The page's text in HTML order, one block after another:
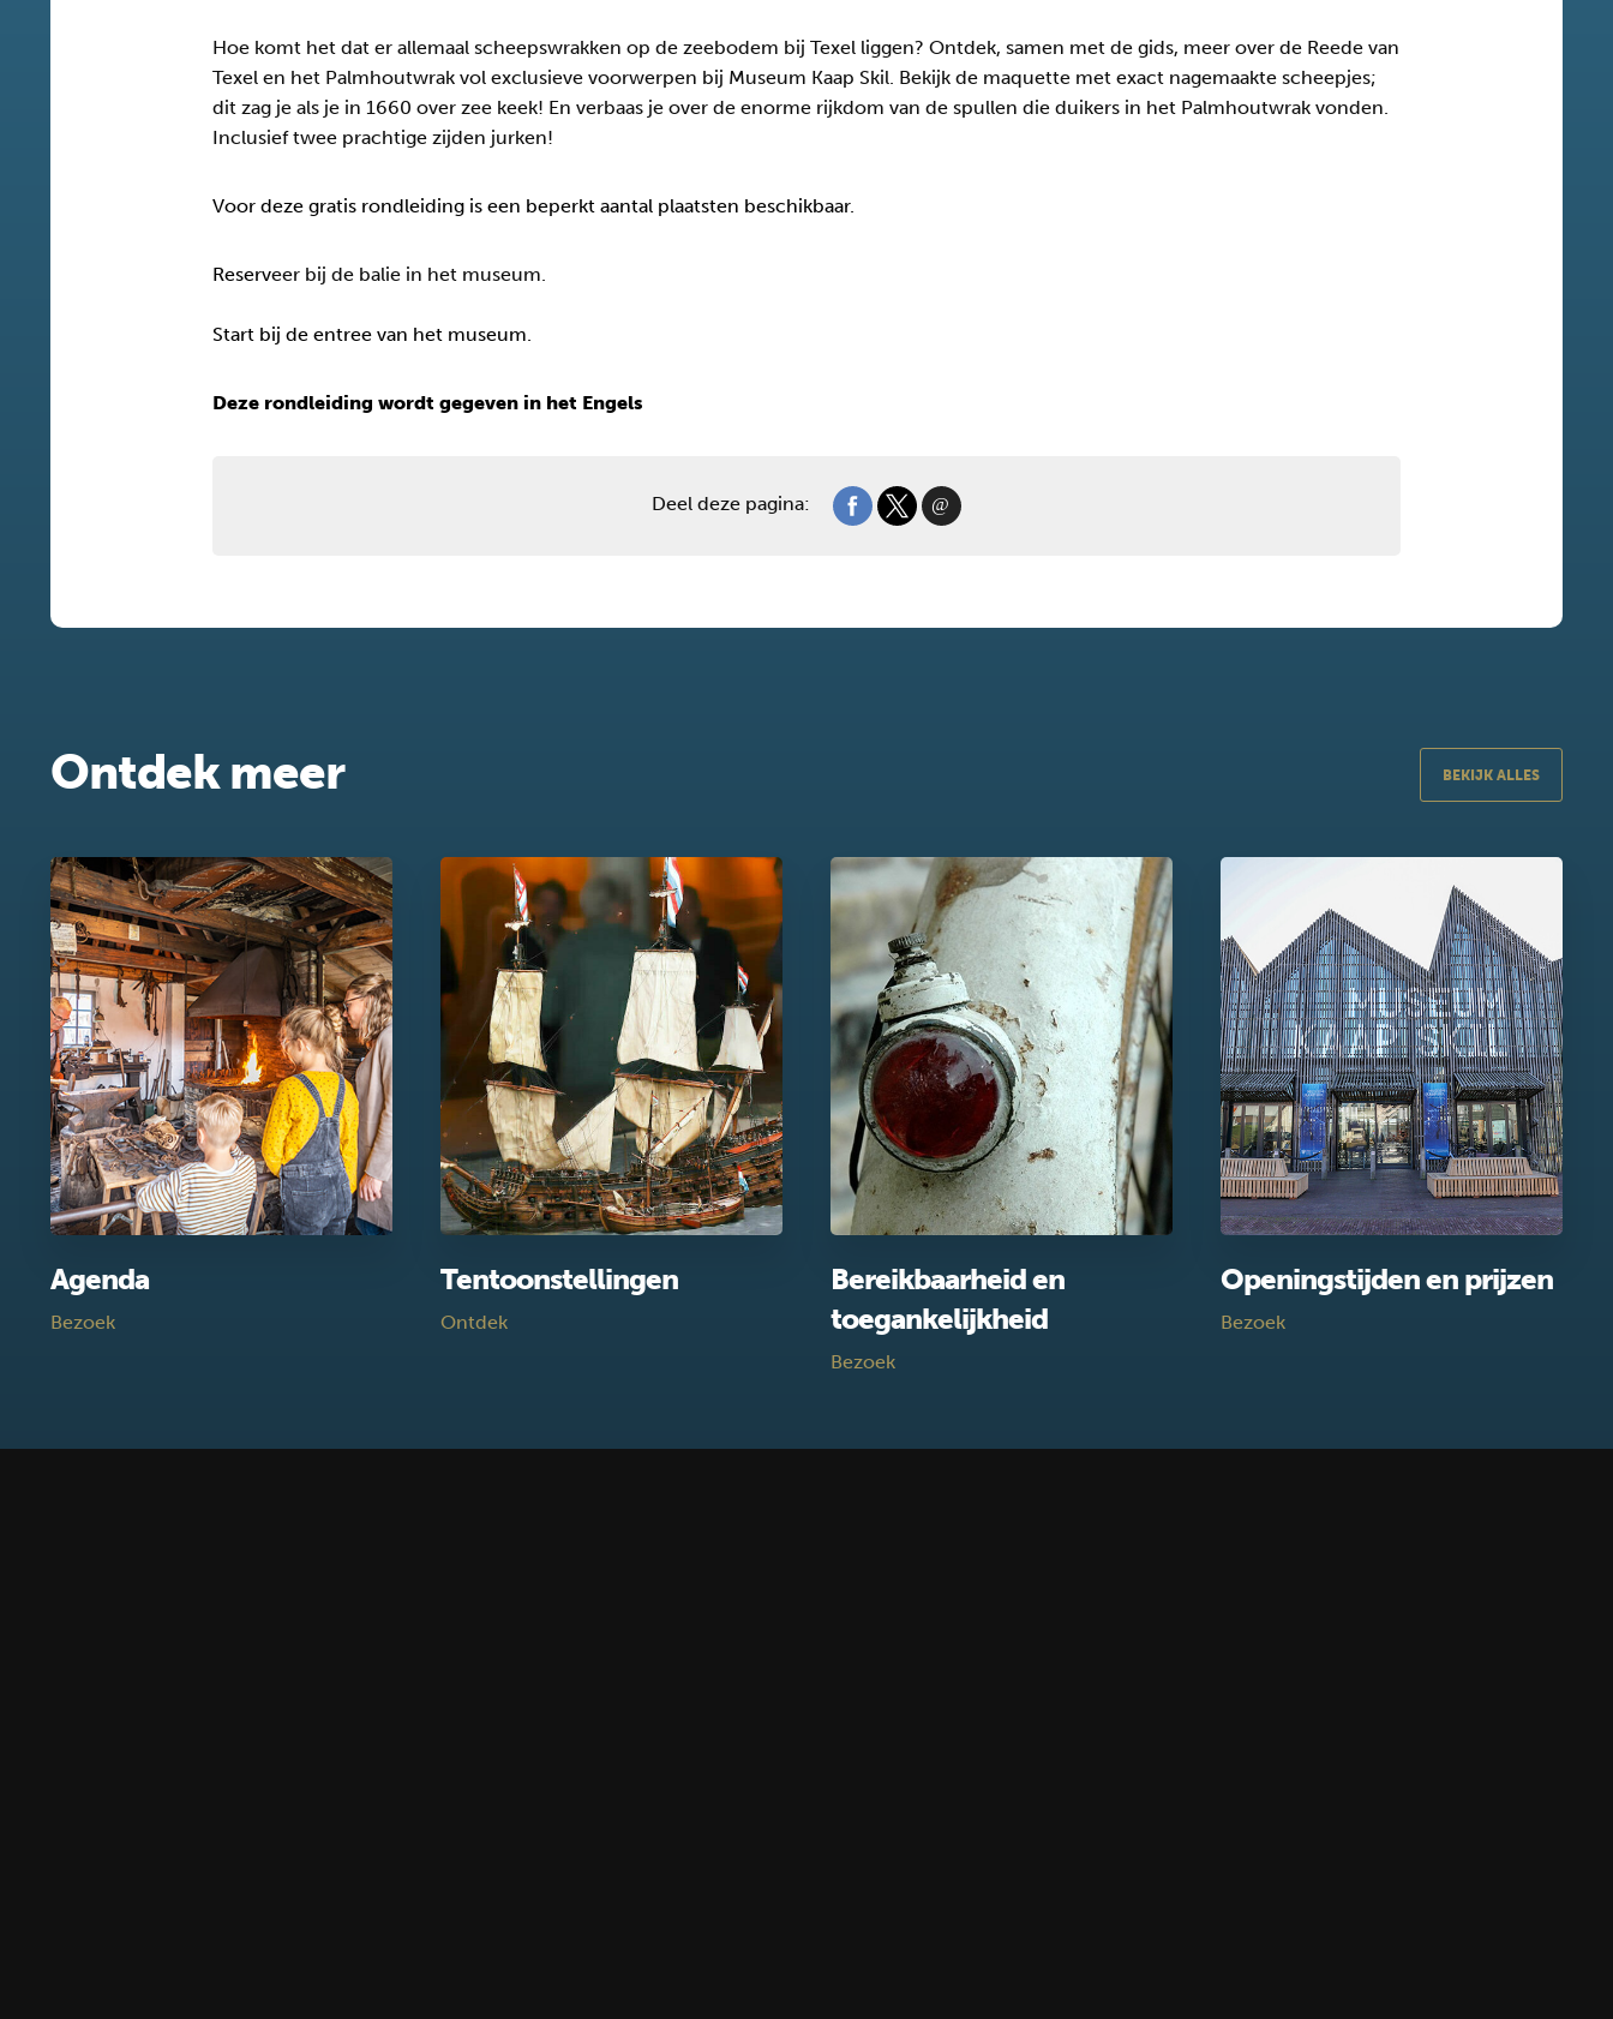
Hoe komt het dat er allemaal scheepswrakken op de zeebodem bij Texel liggen? Ontdek, samen met de gids, meer over de Reede van
Texel en het Palmhoutwrak vol exclusieve voorwerpen bij Museum Kaap Skil. Bekijk de maquette met exact nagemaakte scheepjes;
dit zag je als je in 1660 over zee keek! En verbaas je over de enorme rijkdom van de spullen die duikers in het Palmhoutwrak vonden.
Inclusief twee prachtige zijden jurken!
Voor deze gratis rondleiding is een beperkt aantal plaatsten beschikbaar.
Reserveer bij de balie in het museum.
Start bij de entree van het museum.
Deze rondleiding wordt gegeven in het Engels
Deel deze pagina:
Ontdek meer BEKIJK ALLES
Agenda
Bezoek
Tentoonstellingen
Ontdek
Bereikbaarheid en
toegankelijkheid
Bezoek
Openingstijden en prijzen
Bezoek